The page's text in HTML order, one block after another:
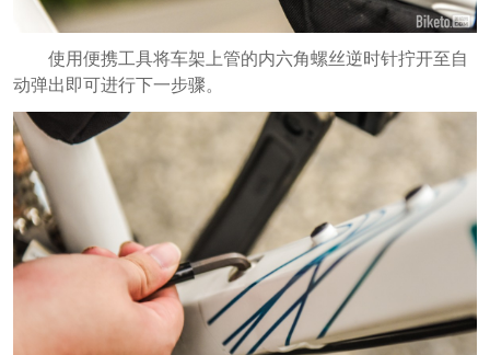
使用便携工具将车架上管的内六角螺丝逆时针拧开至自
动弹出即可进行下一步骤。